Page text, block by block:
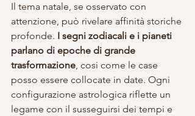
Il tema natale, se osservato con
attenzione, può rivelare affinità storiche
profonde. I segni zodiacali e i pianeti
parlano di epoche di grande
trasformazione, cosi come le case
posso essere collocate in date. Ogni
configurazione astrologica riflette un
legame con il susseguirsi dei tempi e